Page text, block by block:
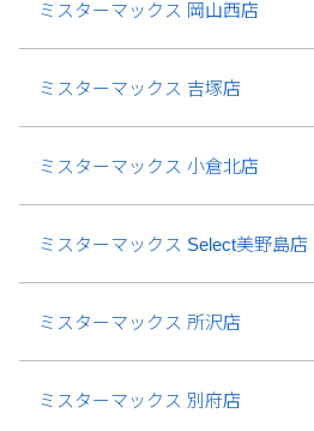
ミスターマックス 岡山西店
ミスターマックス 吉塚店
ミスターマックス 小倉北店
ミスターマックス Select美野島店
ミスターマックス 所沢店
ミスターマックス 別府店